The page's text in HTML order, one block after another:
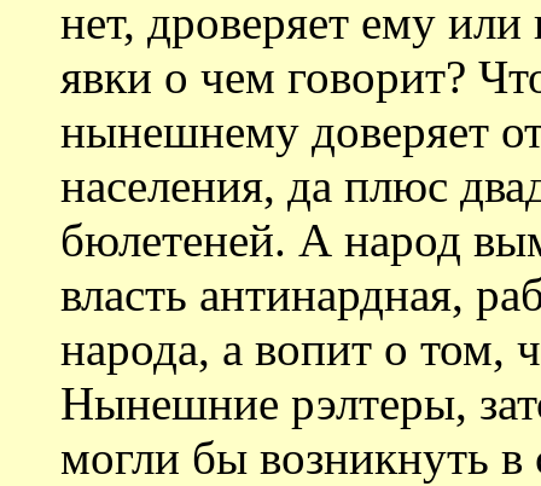
нет, дроверяет ему
явки о чем говорит?
нынешнему доверяет
населения, да плюс
бюлетеней. А народ
власть антинардная,
народа, а вопит о том,
Нынешние рэлтеры,
могли бы возникнуть в